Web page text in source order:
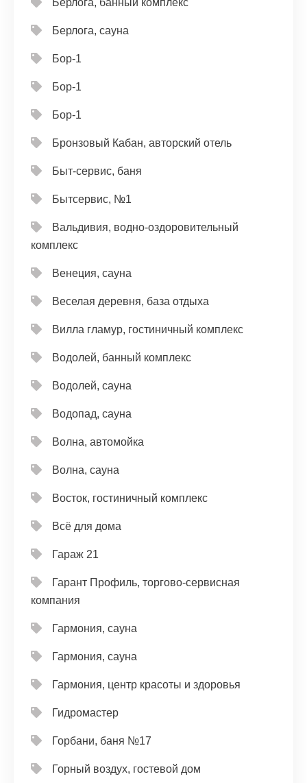
Берлога, банный комплекс
Берлога, сауна
Бор-1
Бор-1
Бор-1
Бронзовый Кабан, авторский отель
Быт-сервис, баня
Бытсервис, №1
Вальдивия, водно-оздоровительный
комплекс
Венеция, сауна
Веселая деревня, база отдыха
Вилла гламур, гостиничный комплекс
Водолей, банный комплекс
Водолей, сауна
Водопад, сауна
Волна, автомойка
Волна, сауна
Восток, гостиничный комплекс
Всё для дома
Гараж 21
Гарант Профиль, торгово-сервисная
компания
Гармония, сауна
Гармония, сауна
Гармония, центр красоты и здоровья
Гидромастер
Горбани, баня №17
Горный воздух, гостевой дом